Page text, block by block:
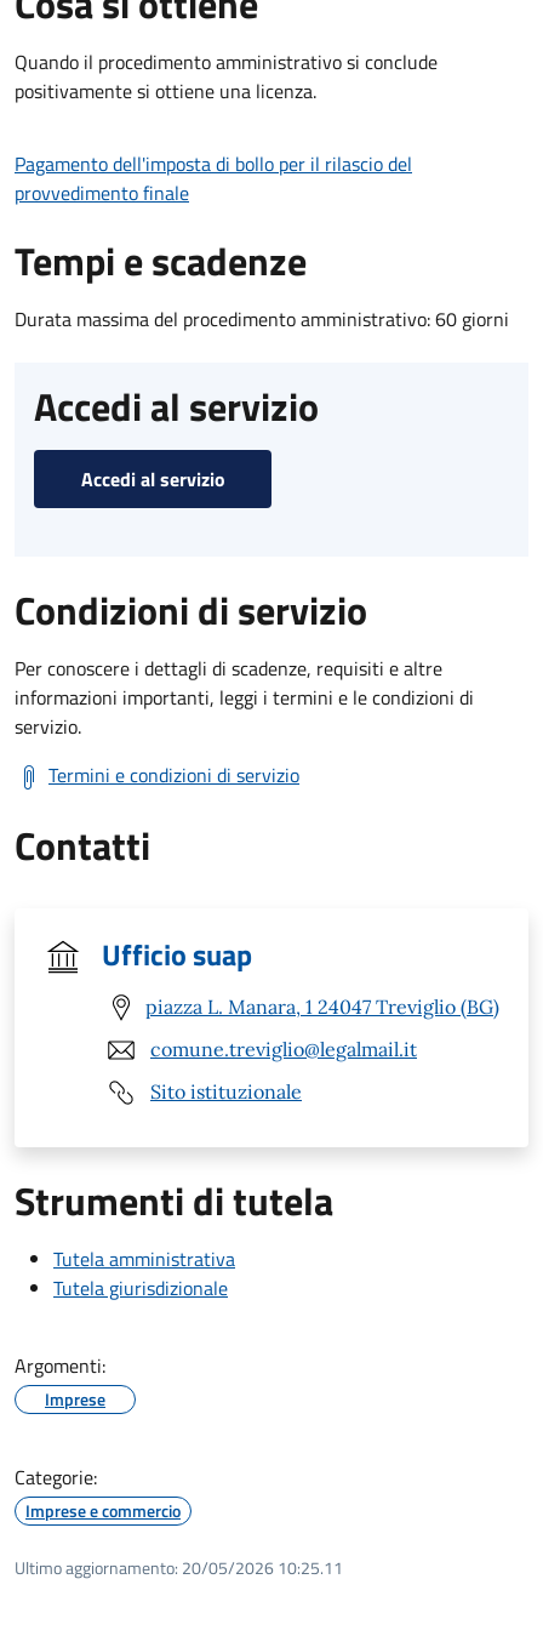
Quando il procedimento amministrativo si conclude
positivamente si ottiene una licenza.
Pagamento dell'imposta di bollo per il rilascio del
provvedimento finale
Tempi e scadenze
Durata massima del procedimento amministrativo: 60 giorni
Accedi al servizio
Accedi al servizio
Condizioni di servizio
Per conoscere i dettagli di scadenze, requisiti e altre
informazioni importanti, leggi i termini e le condizioni di
servizio.
Termini e condizioni di servizio
Contatti
Ufficio suap
piazza L. Manara, 1 24047 Treviglio (BG)
comune.treviglio@legalmail.it
Sito istituzionale
Strumenti di tutela
Tutela amministrativa
Tutela giurisdizionale
Argomenti:
Imprese
Categorie:
Imprese e commercio
Ultimo aggiornamento: 20/05/2026 10:25.11